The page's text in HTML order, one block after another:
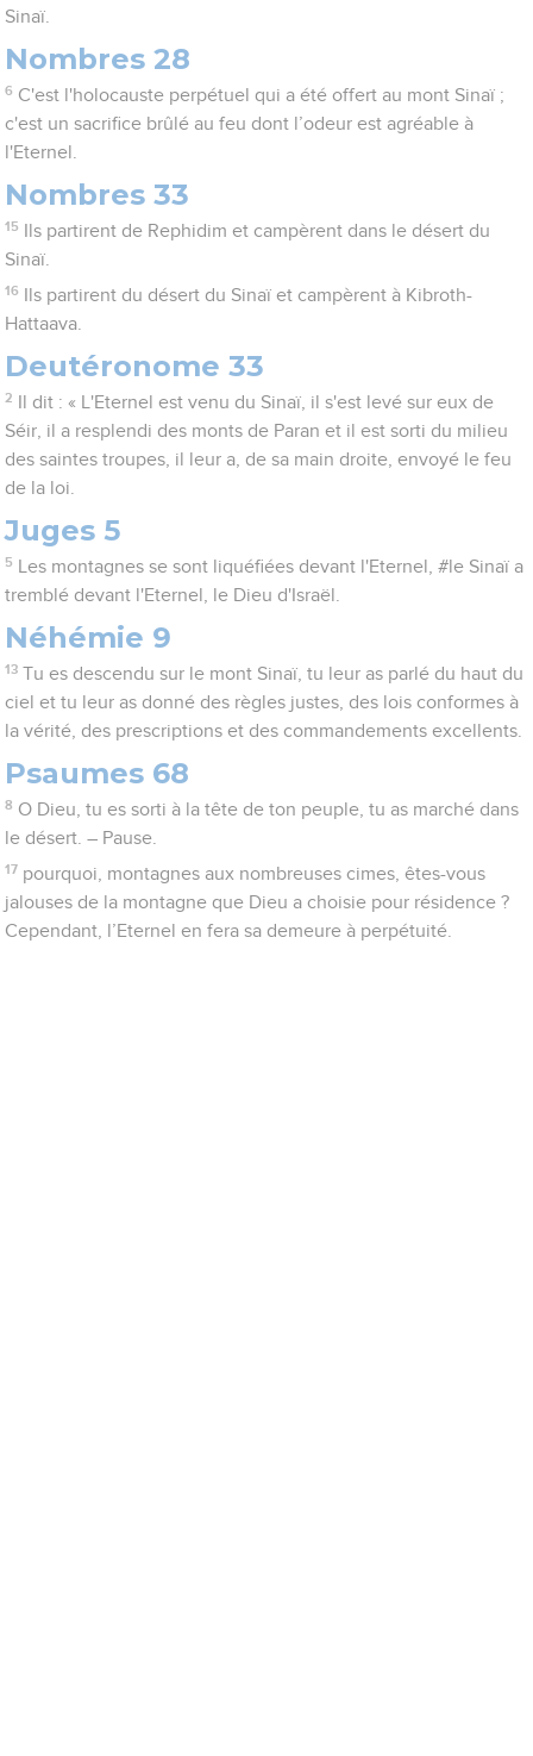
Sinaï.
Nombres 28
6 C'est l'holocauste perpétuel qui a été offert au mont Sinaï ;
c'est un sacrifice brûlé au feu dont l’odeur est agréable à
l'Eternel.
Nombres 33
15
Ils partirent de Rephidim et campèrent dans le désert du
Sinaï.
16
Ils partirent du désert du Sinaï et campèrent à Kibroth-
Hattaava.
Deutéronome 33
2
Il dit : « L'Eternel est venu du Sinaï, il s'est levé sur eux de
Séir, il a resplendi des monts de Paran et il est sorti du milieu
des saintes troupes, il leur a, de sa main droite, envoyé le feu
de la loi.
Juges 5
5
Les montagnes se sont liquéfiées devant l'Eternel, #le Sinaï a
tremblé devant l'Eternel, le Dieu d'Israël.
Néhémie 9
13 Tu es descendu sur le mont Sinaï, tu leur as parlé du haut du
ciel et tu leur as donné des règles justes, des lois conformes à
la vérité, des prescriptions et des commandements excellents.
Psaumes 68
8 O Dieu, tu es sorti à la tête de ton peuple, tu as marché dans
le désert. – Pause.
17 pourquoi, montagnes aux nombreuses cimes, êtes-vous
jalouses de la montagne que Dieu a choisie pour résidence ?
Cependant, l’Eternel en fera sa demeure à perpétuité.